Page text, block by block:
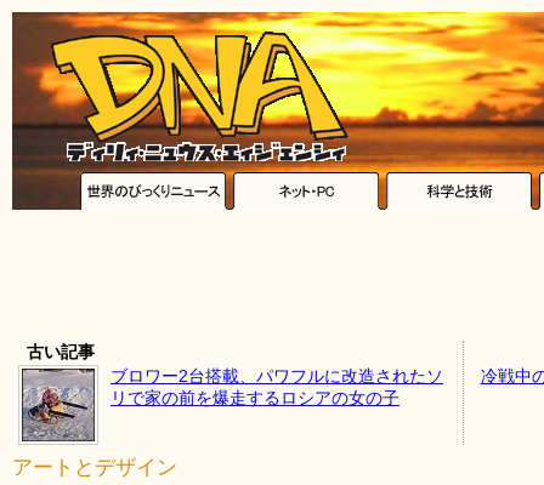
古い記事
ブロワー2台搭載、パワフルに改造されたソ
リで家の前を爆走するロシアの女の子
冷戦中
アートとデザイン